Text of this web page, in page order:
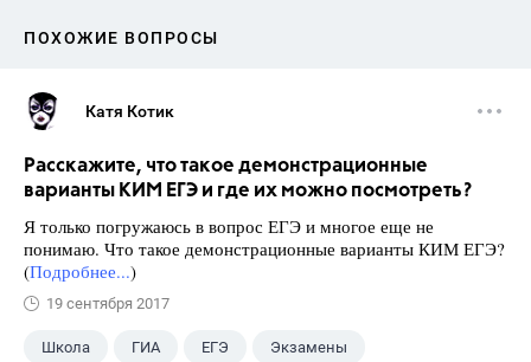
ПОХОЖИЕ ВОПРОСЫ
Катя Котик
Расскажите, что такое демонстрационные
варианты КИМ ЕГЭ и где их можно посмотреть?
Я только погружаюсь в вопрос ЕГЭ и многое еще не
понимаю. Что такое демонстрационные варианты КИМ ЕГЭ?
(Подробнее...)
19 сентября 2017
Школа ГИА ЕГЭ Экзамены